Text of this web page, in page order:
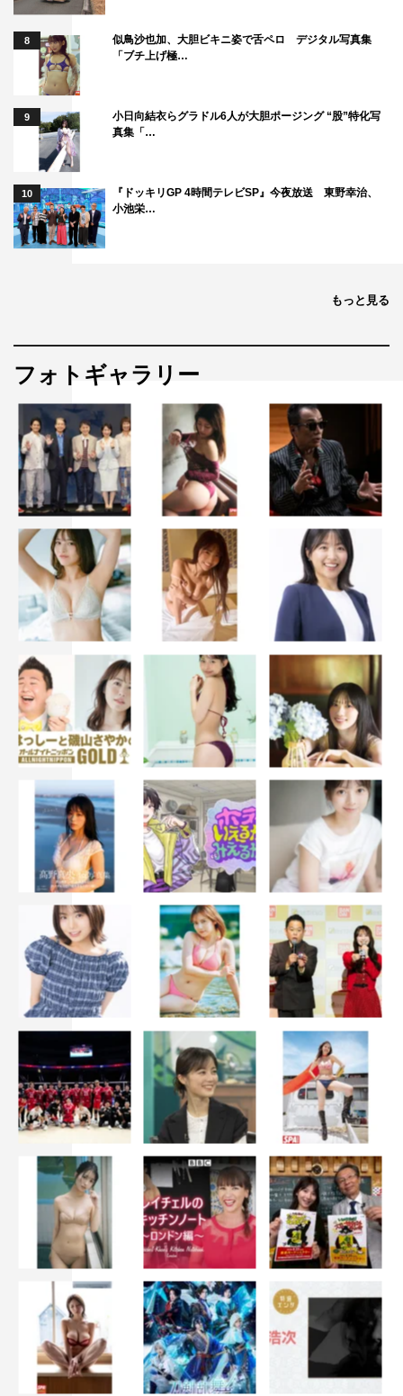
8
似鳥沙也加、大胆ビキニ姿で舌ペロ デジタル写真集
「ブチ上げ極…
9
小日向結衣らグラドル6人が大胆ポージング “股”特化写
真集「…
10
『ドッキリGP 4時間テレビSP』今夜放送 東野幸治、
小池栄…
もっと見る
フォトギャラリー